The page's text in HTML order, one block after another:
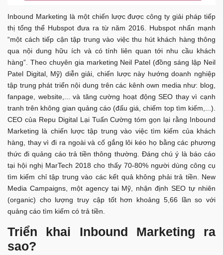
Inbound Marketing là một chiến lược được công ty giải pháp tiếp
thị tổng thể Hubspot đưa ra từ năm 2016. Hubspot nhấn mạnh
“một cách tiếp cận tập trung vào việc thu hút khách hàng thông
qua nội dung hữu ích và có tính liên quan tới nhu cầu khách
hàng”. Theo chuyên gia marketing Neil Patel (đồng sáng lập Neil
Patel Digital, Mỹ) diễn giải, chiến lược này hướng doanh nghiệp
tập trung phát triển nội dung trên các kênh own media như: blog,
fanpage, website,... và tăng cường hoạt động SEO thay vì cạnh
tranh trên không gian quảng cáo (đấu giá, chiếm top tìm kiếm,...).
CEO của Repu Digital Lại Tuấn Cường tóm gọn lại rằng Inbound
Marketing là chiến lược tập trung vào việc tìm kiếm của khách
hàng, thay vì đi ra ngoài và cố gắng lôi kéo họ bằng các phương
thức đi quảng cáo trả tiền thông thường. Đáng chú ý là báo cáo
tại hội nghị MarTech 2018 cho thấy 70-80% người dùng công cụ
tìm kiếm chỉ tập trung vào các kết quả không phải trả tiền. New
Media Campaigns, một agency tại Mỹ, nhận định SEO tự nhiên
(organic) cho lượng truy cập tốt hơn khoảng 5,66 lần so với
quảng cáo tìm kiếm có trả tiền.
Triển khai Inbound Marketing ra
sao?